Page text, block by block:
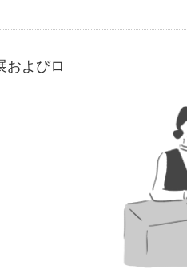
およびロ